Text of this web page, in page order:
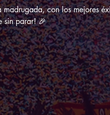
con los mejores
sin parar! 🎉